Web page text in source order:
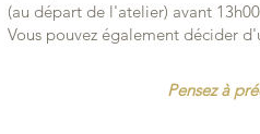
(au départ de l'atelier) avant
Vous pouvez également décider
Pensez à